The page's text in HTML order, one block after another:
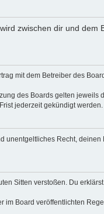
zwischen dir und
mit dem Betreiber des
des Boards gelten
jederzeit gekündigt werden.
Recht,
Sitten verstoßen. Du
Board veröffentlichten